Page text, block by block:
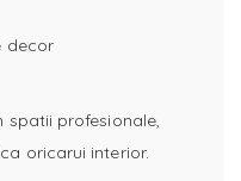
decor
spatii profesionale,
oricarui interior.